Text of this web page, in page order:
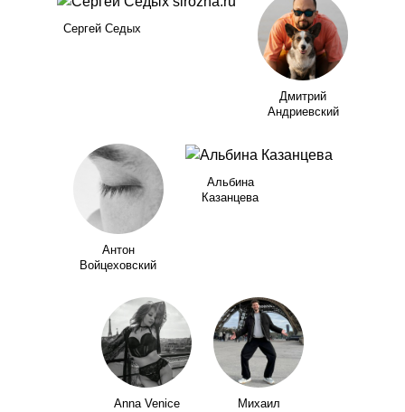
Сергей Седых
Дмитрий
Андриевский
Антон
Войцеховский
Альбина
Казанцева
Anna Venice
Михаил